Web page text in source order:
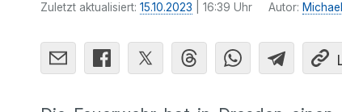
Zuletzt aktualisiert: 15.10.2023 | 16:39 Uhr Autor: